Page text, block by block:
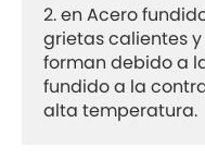
2. en Acero
grietas calientes
forman debido a
fundido a la
alta temperatura.